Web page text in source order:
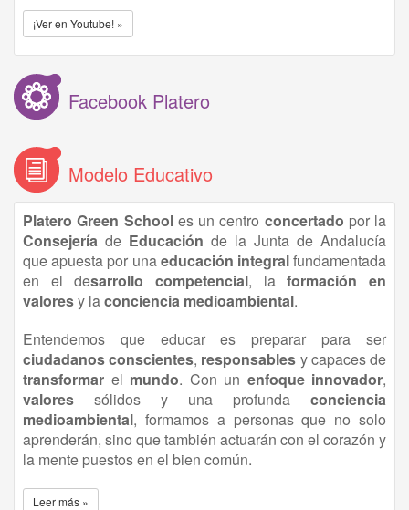
¡Ver en Youtube! »
Facebook Platero
Modelo Educativo
Platero Green Schooles un centro concertado por la
Consejería de Educación de la Junta de Andalucía
que apuesta por unaeducación integralfundamentada
en el desarrollo competencial, laformación en
valoresy laconciencia medioambiental.
Entendemos que educar es preparar para ser
ciudadanos conscientes, responsables y capaces de
transformar el mundo. Con un enfoque innovador,
valores sólidos y una profunda conciencia
medioambiental, formamos a personas que no solo
aprenderán, sino que también actuarán con el corazón y
la mente puestos en el bien común.
Leer más »